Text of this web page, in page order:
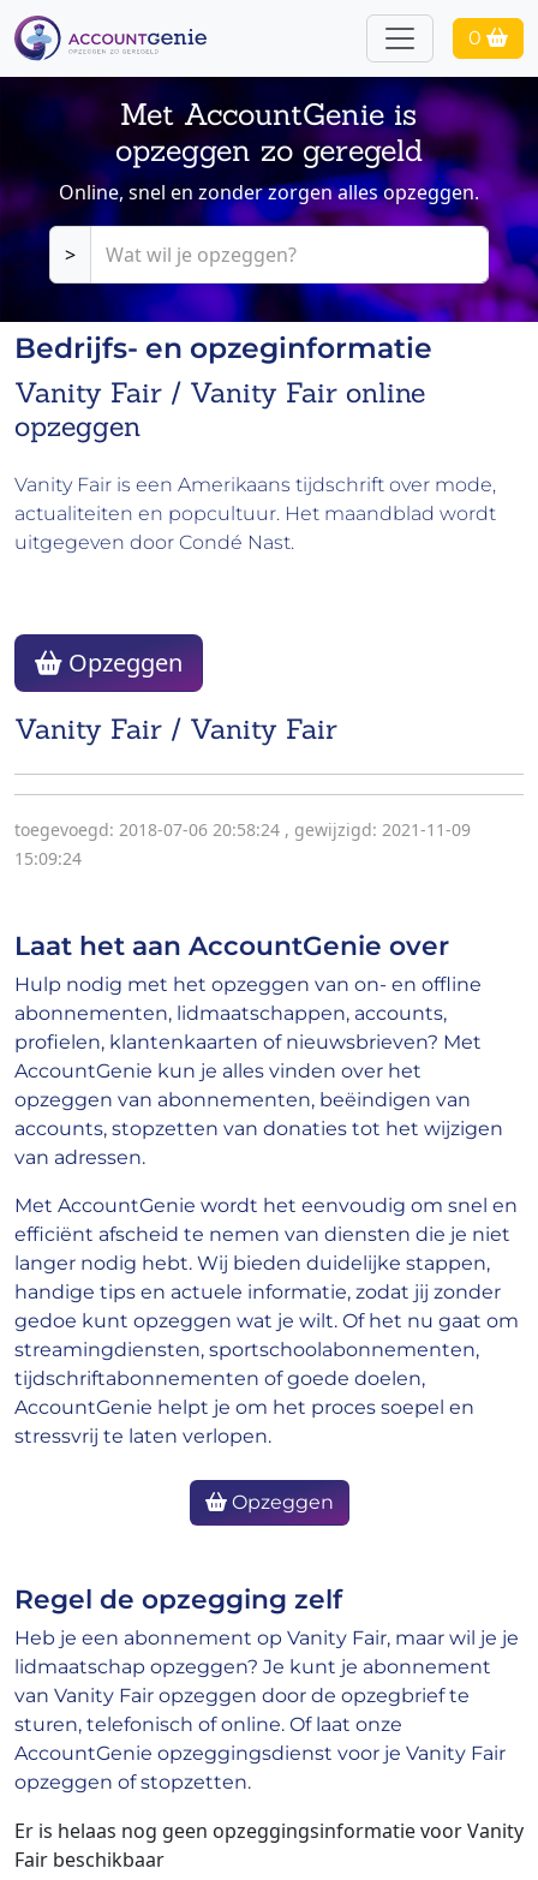
0
Met AccountGenie is
opzeggen zo geregeld
Online, snel en zonder zorgen alles opzeggen.
>
Bedrijfs- en opzeginformatie
Vanity Fair / Vanity Fair online
opzeggen
Vanity Fair is een Amerikaans tijdschrift over mode,
actualiteiten en popcultuur. Het maandblad wordt
uitgegeven door Condé Nast.
Vanity Fair / Vanity Fair
Opzeggen
toegevoegd: 2018-07-06 20:58:24 , gewijzigd: 2021-11-09
15:09:24
Laat het aan AccountGenie over
Hulp nodig met het opzeggen van on- en offline
abonnementen, lidmaatschappen, accounts,
profielen, klantenkaarten of nieuwsbrieven? Met
AccountGenie kun je alles vinden over het
opzeggen van abonnementen, beëindigen van
accounts, stopzetten van donaties tot het wijzigen
van adressen.
Met AccountGenie wordt het eenvoudig om snel en
efficiënt afscheid te nemen van diensten die je niet
langer nodig hebt. Wij bieden duidelijke stappen,
handige tips en actuele informatie, zodat jij zonder
gedoe kunt opzeggen wat je wilt. Of het nu gaat om
streamingdiensten, sportschoolabonnementen,
tijdschriftabonnementen of goede doelen,
AccountGenie helpt je om het proces soepel en
stressvrij te laten verlopen.
Opzeggen
Regel de opzegging zelf
Heb je een abonnement op Vanity Fair, maar wil je je
lidmaatschap opzeggen? Je kunt je abonnement
van Vanity Fair opzeggen door de opzegbrief te
sturen, telefonisch of online. Of laat onze
AccountGenie opzeggingsdienst voor je Vanity Fair
opzeggen of stopzetten.
Er is helaas nog geen opzeggingsinformatie voor Vanity
Fair beschikbaar